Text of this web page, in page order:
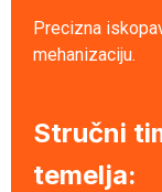
Precizna
mehanizaciju.
Stručni
temelja: